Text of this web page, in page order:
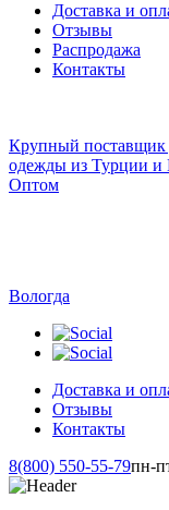
Доставка и
Отзывы
Распродажа
Контакты
Крупный поставщик
одежды из Турции и
Оптом
Вологда
Доставка и
Отзывы
Контакты
8(800) 550-55-79пн-